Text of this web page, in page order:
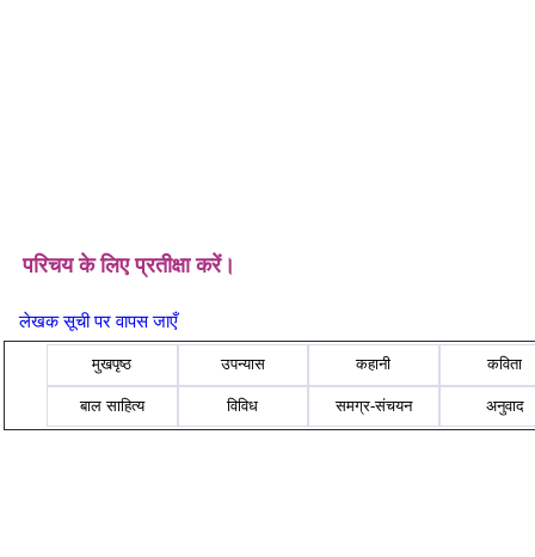
परिचय के लिए प्रतीक्षा करें।
लेखक सूची पर वापस जाएँ
मुखपृष्ठ उपन्यास कहानी कविता
बाल साहित्य विविध समग्र-संचयन अनुवाद